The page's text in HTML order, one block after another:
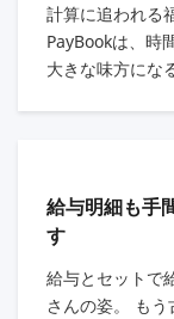
計算に追われる
PayBookは、時
大きな味方にな
給与明細も手
す
給与とセットで
さんの姿。 も